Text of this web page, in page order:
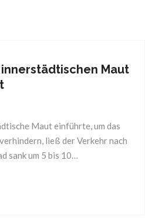
Maut
Maut einführte, um das
ließ der Verkehr nach
sank um 5 bis 10…